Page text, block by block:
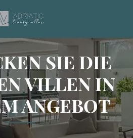
SIE DIE
VILLEN IN
ANGEBOT